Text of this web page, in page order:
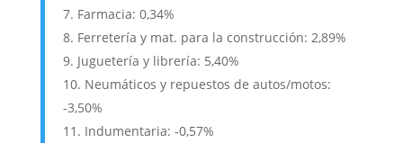
Farmacia: 0,34%
Ferretería y mat. para la construcción: 2,89%
Juguetería y librería: 5,40%
Neumáticos y repuestos de autos/motos:
-3,50%
Indumentaria: -0,57%